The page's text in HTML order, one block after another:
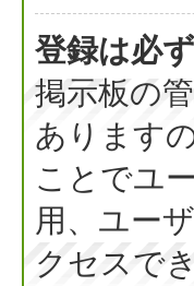
登録は必
掲示板の
あります
ことでユ
用、ユー
クセスで